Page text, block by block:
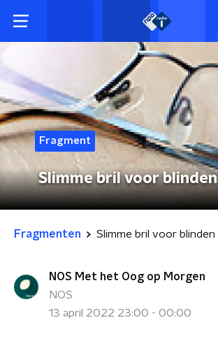
Fragment
Slimme bril voor blinden
Fragmenten Slimme bril voor blinden
NOS Met het Oog op Morgen
NOS
13 april 2022 23:00 - 00:00